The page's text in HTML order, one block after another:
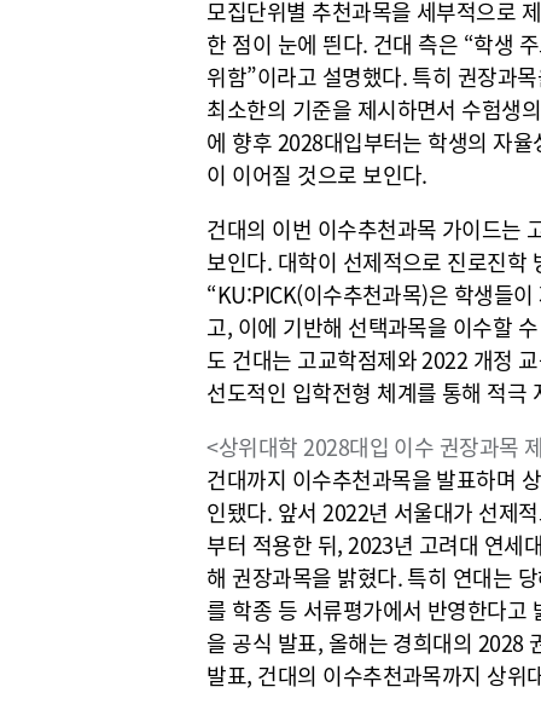
모집단위별 추천과목을 세부적으로
한 점이 눈에 띈다. 건대 측은 “학생
위함”이라고 설명했다. 특히 권장과
최소한의 기준을 제시하면서 수험생
에 향후 2028대입부터는 학생의 자
이 이어질 것으로 보인다.
건대의 이번 이수추천과목 가이드는
보인다. 대학이 선제적으로 진로진학
“KU:PICK(이수추천과목)은 학생들
고, 이에 기반해 선택과목을 이수할
도 건대는 고교학점제와 2022 개정
선도적인 입학전형 체계를 통해 적극
<상위대학 2028대입 이수 권장과목
건대까지 이수추천과목을 발표하며
인됐다. 앞서 2022년 서울대가 선제
부터 적용한 뒤, 2023년 고려대 연세
해 권장과목을 밝혔다. 특히 연대는
를 학종 등 서류평가에서 반영한다고
을 공식 발표, 올해는 경희대의 2028
발표, 건대의 이수추천과목까지 상위